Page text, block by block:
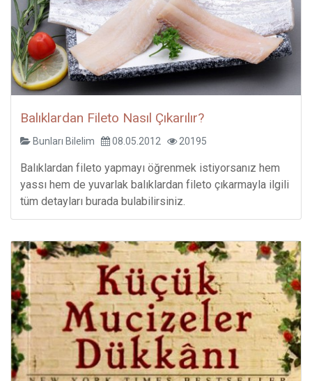
Balıklardan Fileto Nasıl Çıkarılır?
Bunları Bilelim 08.05.2012 20195
Balıklardan fileto yapmayı öğrenmek istiyorsanız hem
yassı hem de yuvarlak balıklardan fileto çıkarmayla ilgili
tüm detayları burada bulabilirsiniz.